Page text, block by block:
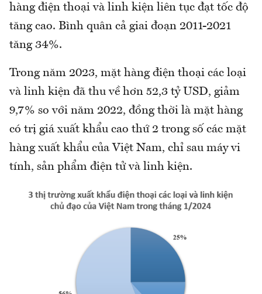
hàng điện thoại và linh kiện liên tục đạt tốc độ
tăng cao. Bình quân cả giai đoạn 2011-2021
tăng 34%.
Trong năm 2023, mặt hàng điện thoại các loại
và linh kiện đã thu về hơn 52,3 tỷ USD, giảm
9,7% so với năm 2022, đồng thời là mặt hàng
có trị giá xuất khẩu cao thứ 2 trong số các mặt
hàng xuất khẩu của Việt Nam, chỉ sau máy vi
tính, sản phẩm điện tử và linh kiện.